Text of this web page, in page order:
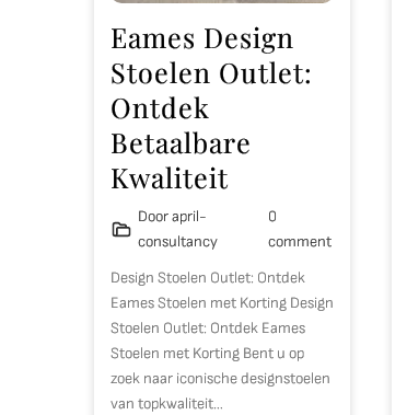
Eames Design
Stoelen Outlet:
Ontdek
Betaalbare
Kwaliteit
Door april-
consultancy
0
comment
Design Stoelen Outlet: Ontdek
Eames Stoelen met Korting Design
Stoelen Outlet: Ontdek Eames
Stoelen met Korting Bent u op
zoek naar iconische designstoelen
van topkwaliteit…